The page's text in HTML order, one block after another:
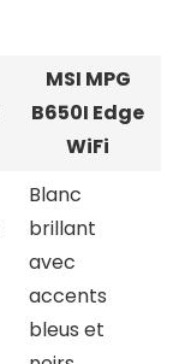
MSI MPG
B650I Edge
WiFi
Blanc
brillant
avec
accents
bleus et